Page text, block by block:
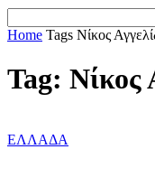
Home Tags Νίκος
Tag: Νίκος
ΕΛΛΑΔΑ